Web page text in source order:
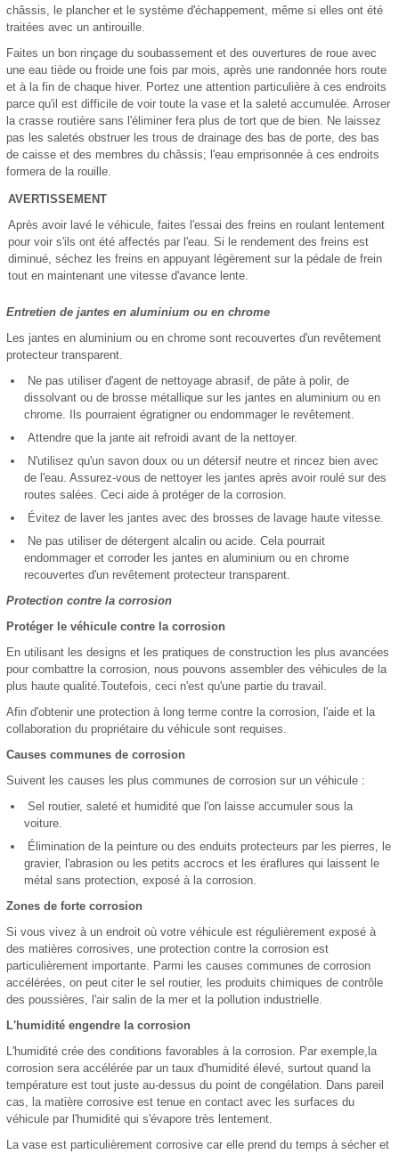
châssis, le plancher et le système d'échappement, même si elles ont été
traitées avec un antirouille.
Faites un bon rinçage du soubassement et des ouvertures de roue avec
une eau tiède ou froide une fois par mois, après une randonnée hors route
et à la fin de chaque hiver. Portez une attention particulière à ces endroits
parce qu'il est difficile de voir toute la vase et la saleté accumulée. Arroser
la crasse routière sans l'éliminer fera plus de tort que de bien. Ne laissez
pas les saletés obstruer les trous de drainage des bas de porte, des bas
de caisse et des membres du châssis; l'eau emprisonnée à ces endroits
formera de la rouille.
AVERTISSEMENT
Après avoir lavé le véhicule, faites l'essai des freins en roulant lentement
pour voir s'ils ont été affectés par l'eau. Si le rendement des freins est
diminué, séchez les freins en appuyant légèrement sur la pédale de frein
tout en maintenant une vitesse d'avance lente.
Entretien de jantes en aluminium ou en chrome
Les jantes en aluminium ou en chrome sont recouvertes d'un revêtement
protecteur transparent.
Ne pas utiliser d'agent de nettoyage abrasif, de pâte à polir, de
dissolvant ou de brosse métallique sur les jantes en aluminium ou en
chrome. Ils pourraient égratigner ou endommager le revêtement.
Attendre que la jante ait refroidi avant de la nettoyer.
N'utilisez qu'un savon doux ou un détersif neutre et rincez bien avec
de l'eau. Assurez-vous de nettoyer les jantes après avoir roulé sur des
routes salées. Ceci aide à protéger de la corrosion.
Évitez de laver les jantes avec des brosses de lavage haute vitesse.
Ne pas utiliser de détergent alcalin ou acide. Cela pourrait
endommager et corroder les jantes en aluminium ou en chrome
recouvertes d'un revêtement protecteur transparent.
Protection contre la corrosion
Protéger le véhicule contre la corrosion
En utilisant les designs et les pratiques de construction les plus avancées
pour combattre la corrosion, nous pouvons assembler des véhicules de la
plus haute qualité.Toutefois, ceci n'est qu'une partie du travail.
Afin d'obtenir une protection à long terme contre la corrosion, l'aide et la
collaboration du propriétaire du véhicule sont requises.
Causes communes de corrosion
Suivent les causes les plus communes de corrosion sur un véhicule :
Sel routier, saleté et humidité que l'on laisse accumuler sous la
voiture.
Élimination de la peinture ou des enduits protecteurs par les pierres, le
gravier, l'abrasion ou les petits accrocs et les éraflures qui laissent le
métal sans protection, exposé à la corrosion.
Zones de forte corrosion
Si vous vivez à un endroit où votre véhicule est régulièrement exposé à
des matières corrosives, une protection contre la corrosion est
particulièrement importante. Parmi les causes communes de corrosion
accélérées, on peut citer le sel routier, les produits chimiques de contrôle
des poussières, l'air salin de la mer et la pollution industrielle.
L'humidité engendre la corrosion
L'humidité crée des conditions favorables à la corrosion. Par exemple,la
corrosion sera accélérée par un taux d'humidité élevé, surtout quand la
température est tout juste au-dessus du point de congélation. Dans pareil
cas, la matière corrosive est tenue en contact avec les surfaces du
véhicule par l'humidité qui s'évapore très lentement.
La vase est particulièrement corrosive car elle prend du temps à sécher et